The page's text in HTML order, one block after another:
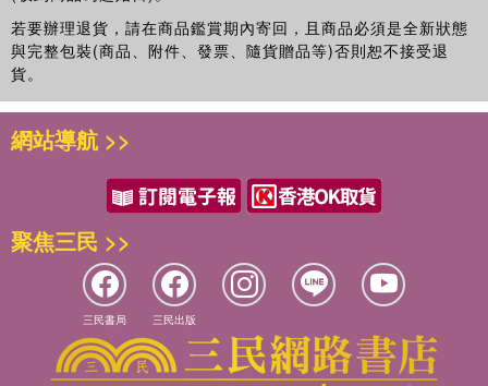
若要辦理退貨，請在商品鑑賞期內寄回，且商品必須是全新狀態
與完整包裝(商品、附件、發票、隨貨贈品等)否則恕不接受退
貨。
網站導航 >>
聚焦三民 >>
三民書局 三民出版